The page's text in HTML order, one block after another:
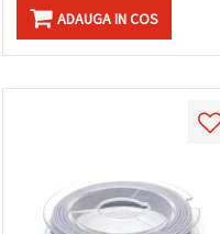
ADAUGA IN COS